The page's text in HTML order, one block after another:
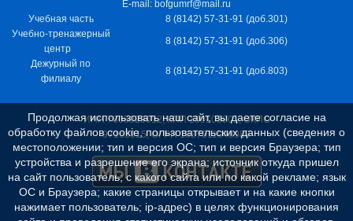
E-mail: bofgumrf@mail.ru
Учебная часть
8 (8142) 57-31-91 (доб.301)
Учебно-тренажерный
центр
8 (8142) 57-31-91 (доб.306)
Дежурный по
филиалу
8 (8142) 57-31-91 (доб.803)
ИНН 7805029012, КПП 100103001, ОКПО
97163915, ОГРН 1037811048989
Продолжая использовать наш сайт, вы даете согласие на
обработку файлов cookie, пользовательских данных (сведения о
местоположении; тип и версия ОС; тип и версия Браузера; тип
устройства и разрешение его экрана; источник откуда пришел
на сайт пользователь; с какого сайта или по какой рекламе; язык
ОС и Браузера; какие страницы открывает и на какие кнопки
нажимает пользователь; ip-адрес) в целях функционирования